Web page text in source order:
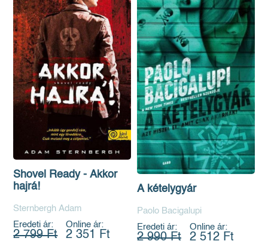
Shovel Ready - Akkor
hajrá!
Sternbergh Adam
Eredeti ár:
2 799 Ft
Online ár:
2 351 Ft
A kételygyár
Paolo Bacigalupi
Eredeti ár:
2 990 Ft
Online ár:
2 512 Ft